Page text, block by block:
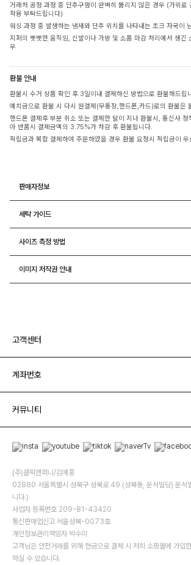
거래처 공정 과정 중 단추구멍이 완벽히 뚫리지 않은 경우 (가위로
착용 부탁드립니다)
워싱 과정 중 발생하는 냄새와 단추 위치를 나타내는 초크 자국이
지퍼의 뻣뻣한 움직임, 신발이나 가방 및 소품 마감 처리에서 생긴
우
환불 안내
환불시 수거 상품 확인 후 3일이내 결제하신 방법으로 환불해드립
예치금으로 환불 시 다시 원결제(무통장,핸드폰,카드)로의 환불은
핸드폰 결제후 부분 취소 또는 결제한 달이 지나 환불시, 통신사
아 반품시 결제금액의 3.75%가 차감 후 환불됩니다.
적립금과 복합 결제하여 주문하였을 경우 환불 요청시 적립금이
판매자정보
세탁 가이드
사이즈 측정 방법
이미지 저작권 안내
고객센터
계좌번호
커뮤니티
(주)클릭앤퍼니/김예중
02880 서울특별시 성북구 성북로 49 (성북동, 운석빌딩) 운석
니다.)
사업자 등록번호 209-81-43420
통신판매업신고 서울성북-0073호
개인정보관리책임자 박수미
고객님은 안전거래를 위해 현금으로 결제 시 저희 소핑몰에 가입
하실 수 있습니다.